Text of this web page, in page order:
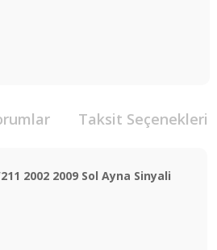
Taksit Seçenekleri
2002 2009 Sol Ayna Sinyali